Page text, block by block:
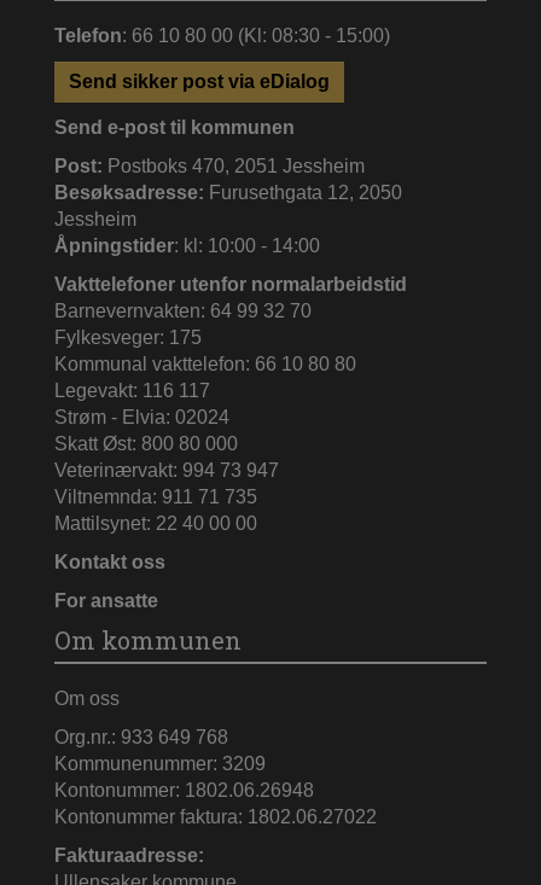
Telefon: 66 10 80 00 (Kl: 08:30 - 15:00)
Send sikker post via eDialog
Send e-post til kommunen
Post: Postboks 470, 2051 Jessheim
Besøksadresse: Furusethgata 12, 2050
Jessheim
Åpningstider: kl: 10:00 - 14:00
Vakttelefoner utenfor normalarbeidstid
Barnevernvakten: 64 99 32 70
Fylkesveger: 175
Kommunal vakttelefon: 66 10 80 80
Legevakt: 116 117
Strøm - Elvia: 02024
Skatt Øst: 800 80 000
Veterinærvakt: 994 73 947
Viltnemnda: 911 71 735
Mattilsynet: 22 40 00 00
Kontakt oss
For ansatte
Om kommunen
Om oss
Org.nr.: 933 649 768
Kommunenummer: 3209
Kontonummer: 1802.06.26948
Kontonummer faktura: 1802.06.27022
Fakturaadresse: